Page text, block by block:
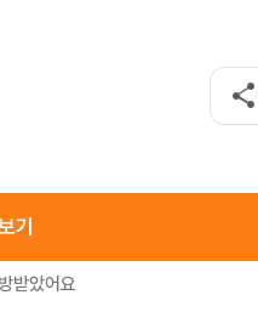
share
기
받았어요